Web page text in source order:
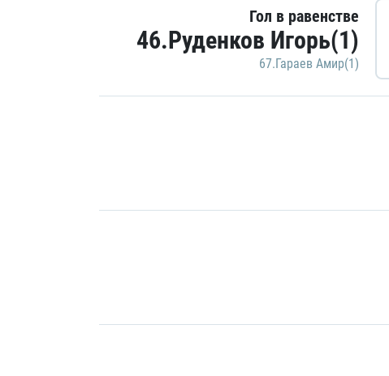
Гол в равенстве
46.Руденков Игорь(1)
67.Гараев Амир(1)